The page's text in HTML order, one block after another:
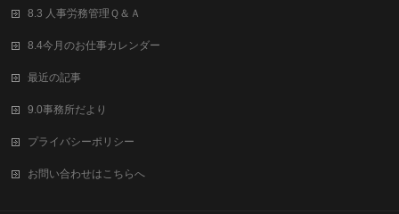
8.3 人事労務管理Ｑ＆Ａ
8.4今月のお仕事カレンダー
最近の記事
9.0事務所だより
プライバシーポリシー
お問い合わせはこちらへ